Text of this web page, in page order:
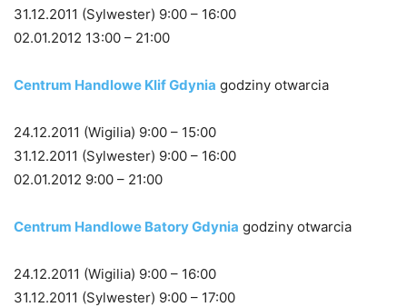
31.12.2011 (Sylwester) 9:00 – 16:00
02.01.2012 13:00 – 21:00
Centrum Handlowe Klif Gdynia godziny otwarcia
24.12.2011 (Wigilia) 9:00 – 15:00
31.12.2011 (Sylwester) 9:00 – 16:00
02.01.2012 9:00 – 21:00
Centrum Handlowe Batory Gdynia godziny otwarcia
24.12.2011 (Wigilia) 9:00 – 16:00
31.12.2011 (Sylwester) 9:00 – 17:00